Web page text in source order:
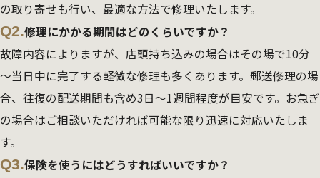
の取り寄せも行い、最適な方法で修理いたします。
Q2.修理にかかる期間はどのくらいですか？
故障内容によりますが、店頭持ち込みの場合はその場で10分
～当日中に完了する軽微な修理も多くあります。郵送修理の場
合、往復の配送期間も含め3日～1週間程度が目安です。お急ぎ
の場合はご相談いただければ可能な限り迅速に対応いたしま
す。
Q3.保険を使うにはどうすればいいですか？